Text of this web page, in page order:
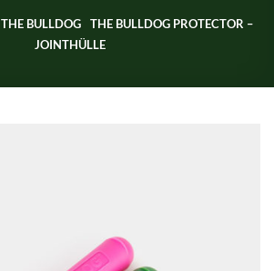
THE BULLDOG
THE BULLDOG PROTECTOR –
JOINTHÜLLE